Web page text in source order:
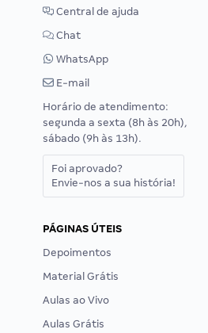
Central de ajuda
Chat
WhatsApp
E-mail
Horário de atendimento:
segunda a sexta (8h às 20h),
sábado (9h às 13h).
Foi aprovado?
Envie-nos a sua história!
PÁGINAS ÚTEIS
Depoimentos
Material Grátis
Aulas ao Vivo
Aulas Grátis